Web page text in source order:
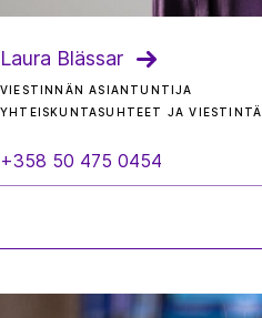
Laura Blässar
VIESTINNÄN ASIANTUNTIJA
YHTEISKUNTASUHTEET JA VIESTINTÄ
+358 50 475 0454